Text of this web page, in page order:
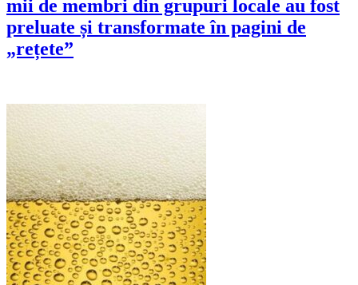
mii de membri din grupuri locale au fost
preluate și transformate în pagini de
„rețete”